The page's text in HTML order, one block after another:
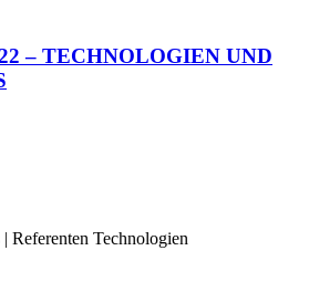
– TECHNOLOGIEN UND
Referenten Technologien